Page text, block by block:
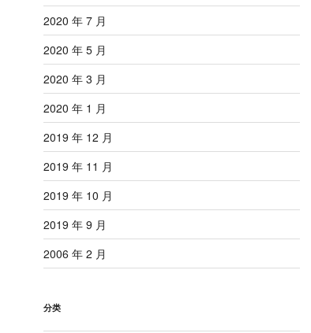
2020 年 7 月
2020 年 5 月
2020 年 3 月
2020 年 1 月
2019 年 12 月
2019 年 11 月
2019 年 10 月
2019 年 9 月
2006 年 2 月
分类